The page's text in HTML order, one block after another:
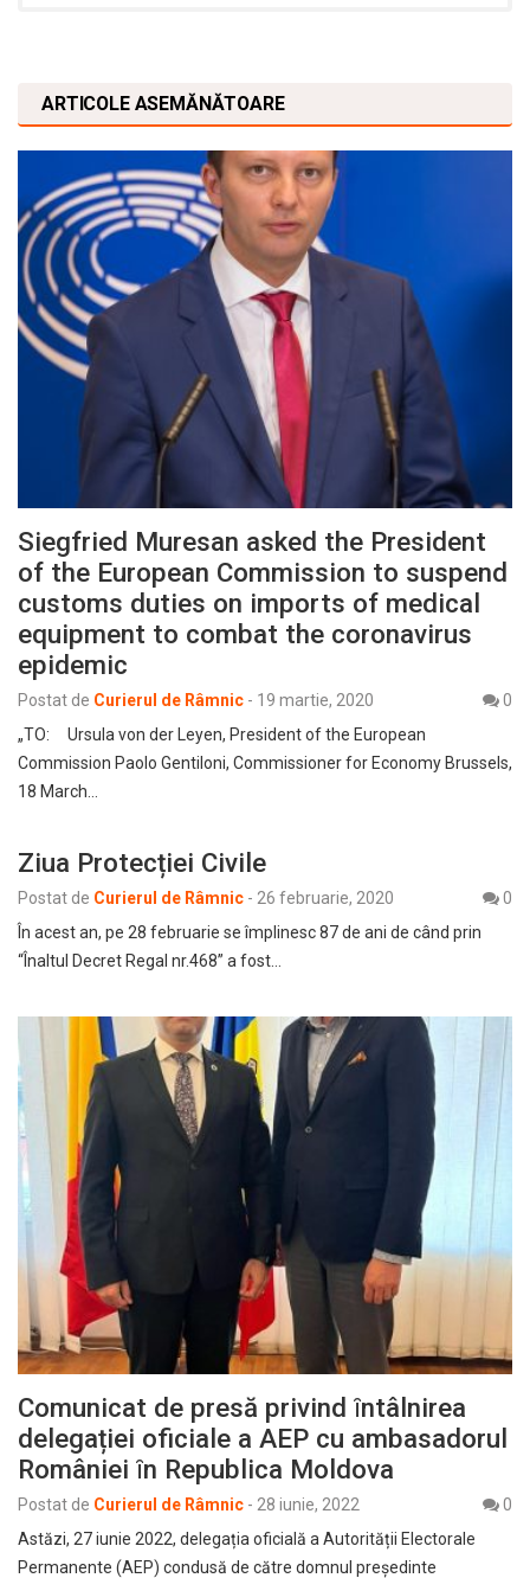
ARTICOLE ASEMĂNĂTOARE
Siegfried Muresan asked the President
of the European Commission to suspend
customs duties on imports of medical
equipment to combat the coronavirus
epidemic
Postat de Curierul de Râmnic - 19 martie, 2020
0
„TO: Ursula von der Leyen, President of the European
Commission Paolo Gentiloni, Commissioner for Economy Brussels,
18 March…
Ziua Protecției Civile
Postat de Curierul de Râmnic - 26 februarie, 2020
0
În acest an, pe 28 februarie se împlinesc 87 de ani de când prin
“Înaltul Decret Regal nr.468” a fost…
Comunicat de presă privind ȋntâlnirea
delegației oficiale a AEP cu ambasadorul
României ȋn Republica Moldova
Postat de Curierul de Râmnic - 28 iunie, 2022
0
Astăzi, 27 iunie 2022, delegația oficială a Autorității Electorale
Permanente (AEP) condusă de către domnul președinte